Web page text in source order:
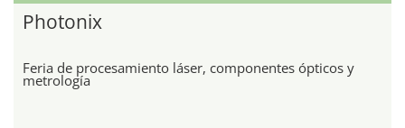
Photonix
Feria de procesamiento láser, componentes ópticos y
metrología